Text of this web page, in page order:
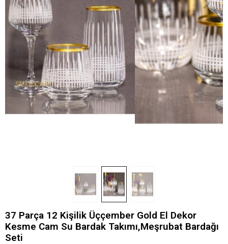
37 Parça 12 Kişilik Üççember Gold El Dekor
Kesme Cam Su Bardak Takımı,Meşrubat Bardağı
Seti